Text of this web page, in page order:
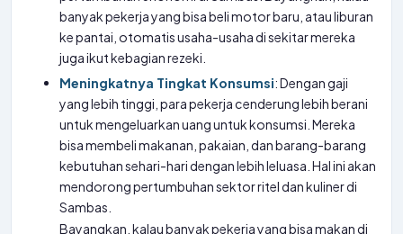
banyak pekerja yang bisa beli motor baru, atau liburan
ke pantai, otomatis usaha-usaha di sekitar mereka
juga ikut kebagian rezeki.
Meningkatnya Tingkat Konsumsi: Dengan gaji
yang lebih tinggi, para pekerja cenderung lebih berani
untuk mengeluarkan uang untuk konsumsi. Mereka
bisa membeli makanan, pakaian, dan barang-barang
kebutuhan sehari-hari dengan lebih leluasa. Hal ini akan
mendorong pertumbuhan sektor ritel dan kuliner di
Sambas.
Bayangkan, kalau banyak pekerja yang bisa makan di